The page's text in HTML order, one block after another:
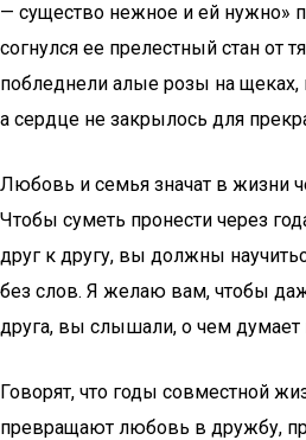
— существо нежное и ей нужно»
согнулся ее прелестный стан от
побледнели алые розы на щеках,
а сердце не закрылось для
Любовь и семья значат в жизни
Чтобы суметь пронести через
друг к другу, вы должны
без слов. Я желаю вам, чтобы
друга, вы слышали, о чем думает
Говорят, что годы совместной
превращают любовь в дружбу,